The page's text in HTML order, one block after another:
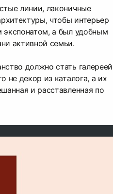
линии, лаконичные
чтобы интерьер
экспонатом, а был удобным
активной семьи.
должно стать галереей
не декор из каталога, а их
и расставленная по